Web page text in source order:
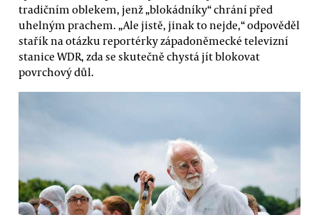
tradičním oblekem, jenž „blokádníky“ chrání před
uhelným prachem. „Ale jistě, jinak to nejde,“ odpověděl
stařík na otázku reportérky západoněmecké televizní
stanice WDR, zda se skutečně chystá jít blokovat
povrchový důl.